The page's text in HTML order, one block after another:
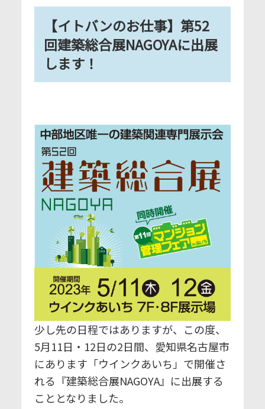
【イトバンのお仕事】第52
回建築総合展NAGOYAに出展
します！
少し先の日程ではありますが、この度、
5月11日・12日の2日間、愛知県名古屋市
にあります「ウインクあいち」で開催さ
れる『建築総合展NAGOYA』に出展する
こととなりました。